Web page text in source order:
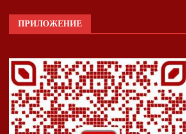
ПРИЛОЖЕНИЕ